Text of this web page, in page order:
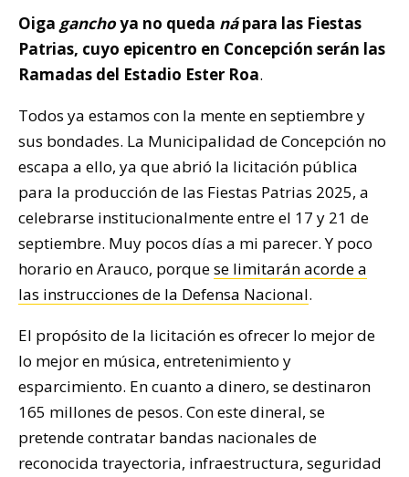
Oiga ganchoya no queda nápara las Fiestas
Patrias, cuyo epicentro en Concepción serán las
Ramadas del Estadio Ester Roa.
Todos ya estamos con la mente en septiembre y
sus bondades. La Municipalidad de Concepción no
escapa a ello, ya que abrió la licitación pública
para la producción de las Fiestas Patrias 2025, a
celebrarse institucionalmente entre el 17 y 21 de
septiembre. Muy pocos días a mi parecer. Y poco
horario en Arauco, porquese limitarán acorde a
las instrucciones de la Defensa Nacional.
El propósito de la licitación es ofrecer lo mejor de
lo mejor en música, entretenimiento y
esparcimiento. En cuanto a dinero, se destinaron
165 millones de pesos. Con este dineral, se
pretende contratar bandas nacionales de
reconocida trayectoria, infraestructura, seguridad